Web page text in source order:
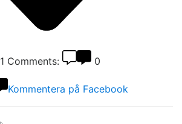
1 Comments: 0
Kommentera på Facebook